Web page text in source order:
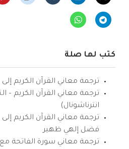
كتب لها صلة
ترجمة معاني القرآن الكريم إلى
ترجمة معاني القرآن الكريم –
انترناشونال)
ترجمة معاني القرآن الكريم إلى
فضل إلهي ظهير
ترجمة معاني سورة الفاتحة مع